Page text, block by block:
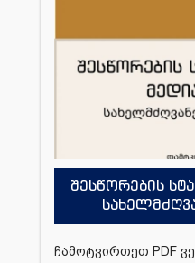
შესწორების
ჩამოტვირთეთ PDF